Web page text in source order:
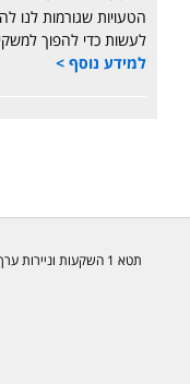
הטעויות שגורמות לנו
לעשות כדי להפוך
למידע נוסף >
תטא 1 השקעות